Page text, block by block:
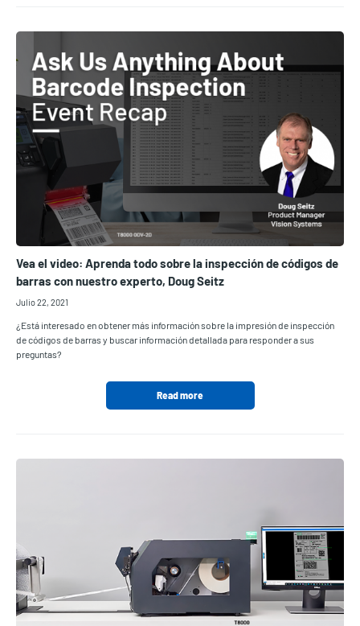
Vea el video: Aprenda todo sobre la inspección de códigos de
barras con nuestro experto, Doug Seitz
Julio 22, 2021
¿Está interesado en obtener más información sobre la impresión de inspección
de códigos de barras y buscar información detallada para responder a sus
preguntas?
Read more